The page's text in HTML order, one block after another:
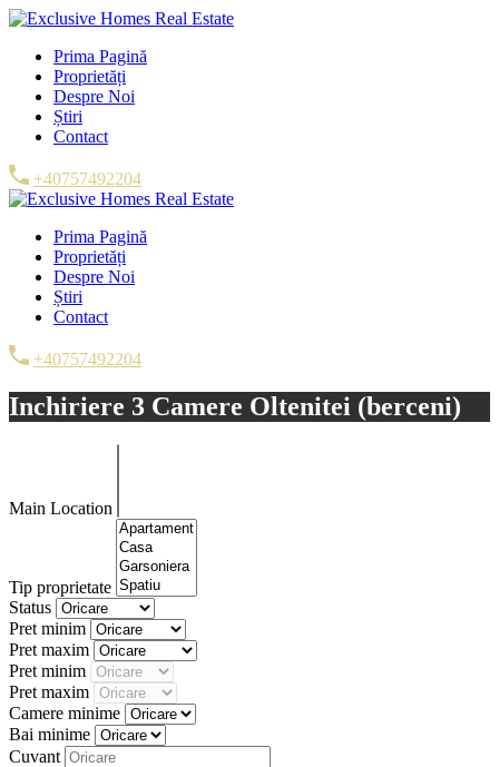
Prima Pagină
Proprietăți
Despre Noi
Știri
Contact
+40757492204
Prima Pagină
Proprietăți
Despre Noi
Știri
Contact
+40757492204
Inchiriere 3 Camere Oltenitei (berceni)
Main Location
Tip proprietate
Status
Pret minim
Pret maxim
Pret minim
Pret maxim
Camere minime
Bai minime
Cuvant